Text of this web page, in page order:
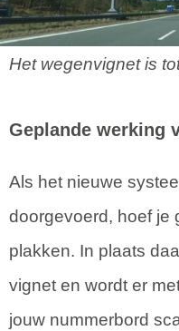
Het wegenvignet is
Geplande werking
Als het nieuwe
doorgevoerd, hoef je
plakken. In plaats
vignet en wordt er
jouw nummerbord